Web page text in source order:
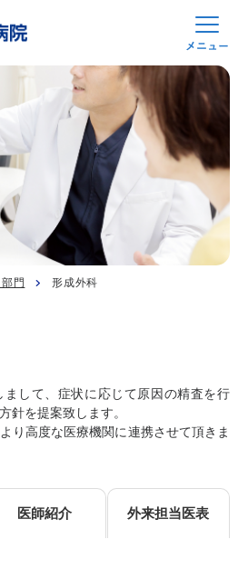
門 形成外科
して、症状に応じて原因の精査を行
針を提案致します。
り高度な医療機関に連携させて頂きま
医師紹介 外来担当医表